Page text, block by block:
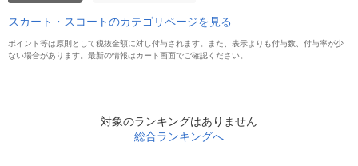
スカート・スコートのカテゴリページを見る
ポイント等は原則として税抜金額に対し付与されます。また、表示よりも付与数、付与率が少
ない場合があります。最新の情報はカート画面でご確認ください。
対象のランキングはありません
総合ランキングへ